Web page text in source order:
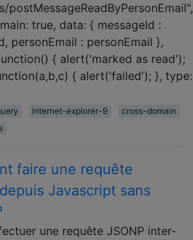
postMessageReadByPersonEmail",
true, data: { messageId :
personEmail : personEmail },
{ alert('marked as read');
{ alert('failed'); }, type:
internet-explorer-9
cross-domain
faire une requête
Javascript sans
une requête JSONP inter-